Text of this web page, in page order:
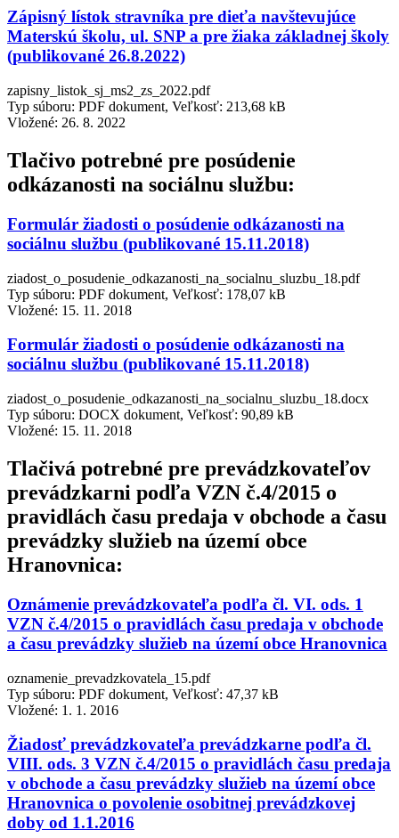
Zápisný lístok stravníka pre dieťa navštevujúce
Materskú školu, ul. SNP a pre žiaka základnej školy
(publikované 26.8.2022)
zapisny_listok_sj_ms2_zs_2022.pdf
Typ súboru: PDF dokument, Veľkosť: 213,68 kB
Vložené: 26. 8. 2022
Tlačivo potrebné pre posúdenie
odkázanosti na sociálnu službu:
Formulár žiadosti o posúdenie odkázanosti na
sociálnu službu (publikované 15.11.2018)
ziadost_o_posudenie_odkazanosti_na_socialnu_sluzbu_18.pdf
Typ súboru: PDF dokument, Veľkosť: 178,07 kB
Vložené: 15. 11. 2018
Formulár žiadosti o posúdenie odkázanosti na
sociálnu službu (publikované 15.11.2018)
ziadost_o_posudenie_odkazanosti_na_socialnu_sluzbu_18.docx
Typ súboru: DOCX dokument, Veľkosť: 90,89 kB
Vložené: 15. 11. 2018
Tlačivá potrebné pre prevádzkovateľov
prevádzkarni podľa VZN č.4/2015 o
pravidlách času predaja v obchode a času
prevádzky služieb na území obce
Hranovnica:
Oznámenie prevádzkovateľa podľa čl. VI. ods. 1
VZN č.4/2015 o pravidlách času predaja v obchode
a času prevádzky služieb na území obce Hranovnica
oznamenie_prevadzkovatela_15.pdf
Typ súboru: PDF dokument, Veľkosť: 47,37 kB
Vložené: 1. 1. 2016
Žiadosť prevádzkovateľa prevádzkarne podľa čl.
VIII. ods. 3 VZN č.4/2015 o pravidlách času predaja
v obchode a času prevádzky služieb na území obce
Hranovnica o povolenie osobitnej prevádzkovej
doby od 1.1.2016